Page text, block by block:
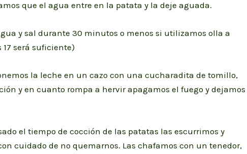
que el agua entre en la patata y la deje aguada.
y sal durante 30 minutos o menos si utilizamos olla a
será suficiente)
la leche en un cazo con una cucharadita de tomillo,
y en cuanto rompa a hervir apagamos el fuego y dejamos
el tiempo de cocción de las patatas las escurrimos y
cuidado de no quemarnos. Las chafamos con un tenedor,